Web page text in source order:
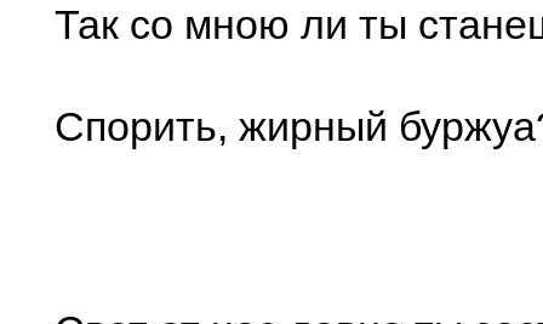
Так со мною ли ты
Спорить, жирный